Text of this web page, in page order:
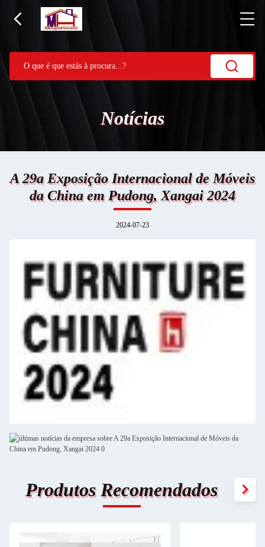
Notícias
A 29a Exposição Internacional de Móveis
da China em Pudong, Xangai 2024
2024-07-23
Produtos Recomendados